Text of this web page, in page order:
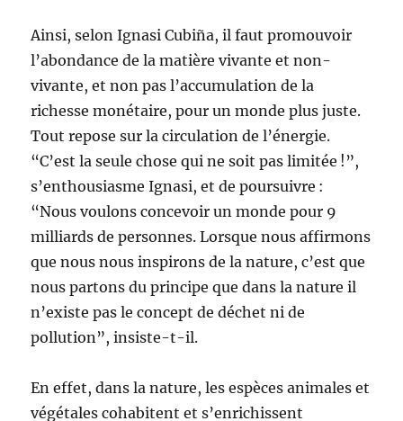
Ainsi, selon Ignasi Cubiña, il faut promouvoir
l’abondance de la matière vivante et non-
vivante, et non pas l’accumulation de la
richesse monétaire, pour un monde plus juste.
Tout repose sur la circulation de l’énergie.
“C’est la seule chose qui ne soit pas limitée !”,
s’enthousiasme Ignasi, et de poursuivre :
“Nous voulons concevoir un monde pour 9
milliards de personnes. Lorsque nous affirmons
que nous nous inspirons de la nature, c’est que
nous partons du principe que dans la nature il
n’existe pas le concept de déchet ni de
pollution”, insiste-t-il.
En effet, dans la nature, les espèces animales et
végétales cohabitent et s’enrichissent